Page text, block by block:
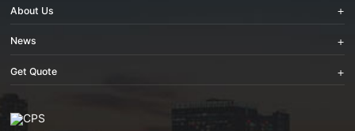
About Us
News
Get Quote